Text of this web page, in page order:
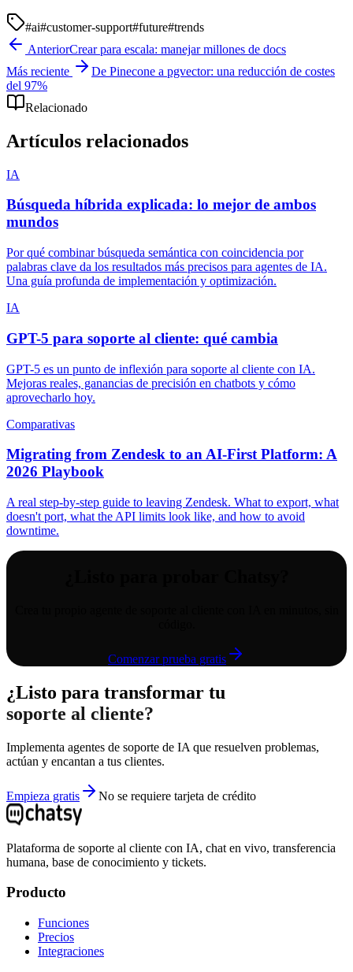
#ai#customer-support#future#trends
AnteriorCrear para escala: manejar millones de docs
Más reciente
De Pinecone a pgvector: una reducción de costes
del 97%
Relacionado
Artículos relacionados
IA
Búsqueda híbrida explicada: lo mejor de ambos
mundos
Por qué combinar búsqueda semántica con coincidencia por
palabras clave da los resultados más precisos para agentes de IA.
Una guía profunda de implementación y optimización.
IA
GPT-5 para soporte al cliente: qué cambia
GPT-5 es un punto de inflexión para soporte al cliente con IA.
Mejoras reales, ganancias de precisión en chatbots y cómo
aprovecharlo hoy.
Comparativas
Migrating from Zendesk to an AI-First Platform: A
2026 Playbook
A real step-by-step guide to leaving Zendesk. What to export, what
doesn't port, what the API limits look like, and how to avoid
downtime.
Comenzar prueba gratis
¿Listo para transformar tu
soporte al cliente?
Implementa agentes de soporte de IA que resuelven problemas,
actúan y encantan a tus clientes.
Empieza gratis No se requiere tarjeta de crédito
Plataforma de soporte al cliente con IA, chat en vivo, transferencia
humana, base de conocimiento y tickets.
Producto
Funciones
Precios
Integraciones